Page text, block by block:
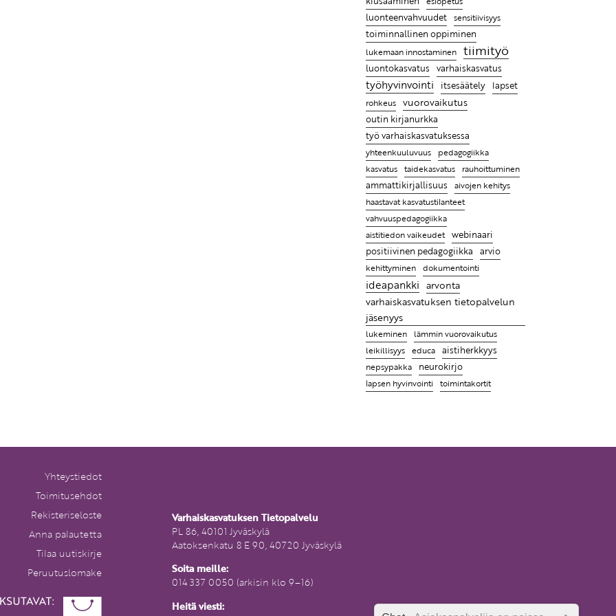
Entä jos lapsen hyvän kasvun
juuret ovat tiimissäsi?
Leikin lomassa on luontevaa
harjoitella uusia taitoja
Ratkaisujen muistitaulu
Lasten kanssa jokainen päivä
on erilainen ja se tekeekin
työstä mielenkiintoista
Ammattikirjat auttavat
ymmärtämään, miksi lapsi
käyttäytyy tietyllä tavalla ja
antaa parempia keinoja
kohdata hänet
luonteenvahvuudet sensitiivisyys
toiminnallinen oppiminen
lukemaan innostaminen tiimityö
luontokasvatus varhaiskasvatus
työhyvinvointi itsesäätely lapset
rohkeus vuorovaikutus
outin kirjanurkka
työ varhaiskasvatuksessa
yhteenkuuluvuus pedagogiikka
kasvatus taidekasvatus rauhoittuminen
ammattikirjallisuus aivojen kehitys
haastavat kasvatustilanteet
vahvuuspedagogiikka
aistitiedon vaikeudet webinaari
positiivinen pedagogiikka arvio
kehittyminen dokumentointi
ideapankki arvonta
varhaiskasvatuksen tietopalvelun
jäsenyys
lukeminen lämmin vuorovaikutus
leikillisyys educa aistiherkkyys
nepsypakka neurokirjo
lapsen hyvinvointi toimintakortit
Yhteystiedot
Toimitusehdot
Rekisteriseloste
Anna palautetta
Tilaa uutiskirje
Peruutuslomake
Varhaiskasvatuksen Tietopalvelu
PL 86, 40101 Jyväskylä
Aatoksenkatu 8 E 90, 40720 Jyväskylä
Soita meille:
014 337 0050 (arkisin klo 9–16)
Heitä viesti: